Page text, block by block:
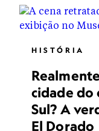
HISTÓRIA
cidade do
Sul? A
El Dorado